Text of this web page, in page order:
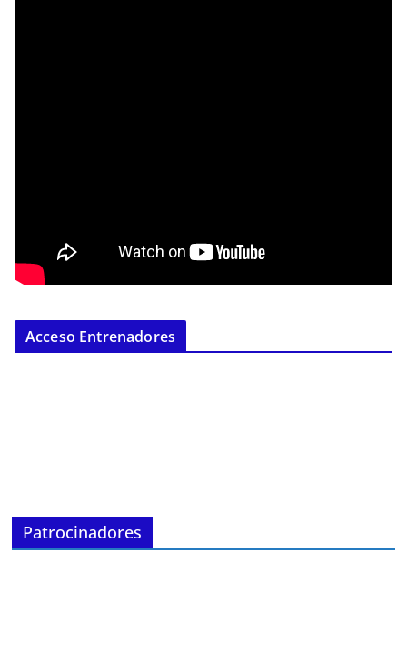
Acceso Entrenadores
Patrocinadores